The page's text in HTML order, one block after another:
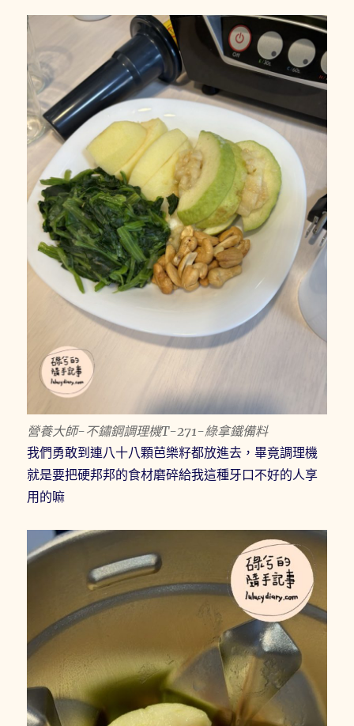
營養大師-不鏽鋼調理機T-271-綠拿鐵備料
我們勇敢到連八十八顆芭樂籽都放進去，畢竟調理機
就是要把硬邦邦的食材磨碎給我這種牙口不好的人享
用的嘛